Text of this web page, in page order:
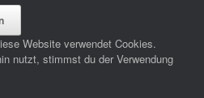
Website verwendet Cookies.
nutzt, stimmst du der Verwendung